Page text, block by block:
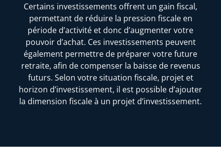
Certains investissements offrent un gain fiscal,
permettant de réduire la pression fiscale en
période d’activité et donc d’augmenter votre
pouvoir d’achat. Ces investissements peuvent
également permettre de préparer votre future
retraite, afin de compenser la baisse de revenus
futurs. Selon votre situation fiscale, projet et
horizon d’investissement, il est possible d’ajouter
la dimension fiscale à un projet d’investissement.